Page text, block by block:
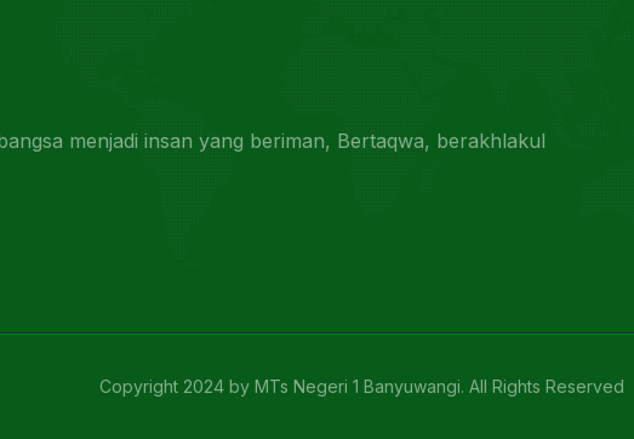
menjadi insan yang beriman, Bertaqwa, berakhlakul
Copyright 2024 by MTs Negeri 1 Banyuwangi. All Rights Reserved